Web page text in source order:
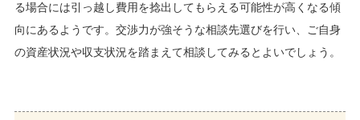
る場合には引っ越し費用を捻出してもらえる可能性が高くなる傾
向にあるようです。交渉力が強そうな相談先選びを行い、ご自身
の資産状況や収支状況を踏まえて相談してみるとよいでしょう。